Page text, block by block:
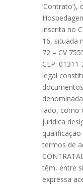
inscrita no
16, situada
72 – CV
CEP:
legal
lado, como
jurídica
termos de
têm, entre
expressa